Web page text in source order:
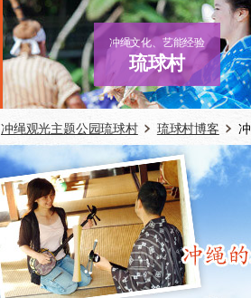
冲绳文化、艺能经验
琉球村
冲绳观光主题公园琉球村 琉球村博客